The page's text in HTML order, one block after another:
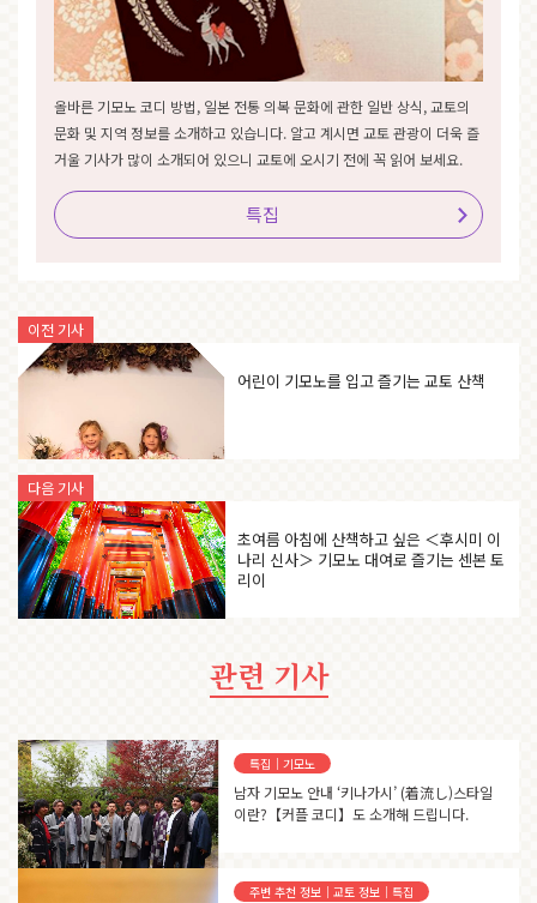
올바른 기모노 코디 방법, 일본 전통 의복 문화에 관한 일반 상식, 교토의
문화 및 지역 정보를 소개하고 있습니다. 알고 계시면 교토 관광이 더욱 즐
거울 기사가 많이 소개되어 있으니 교토에 오시기 전에 꼭 읽어 보세요.
특집
이전 기사
어린이 기모노를 입고 즐기는 교토 산책
다음 기사
초여름 아침에 산책하고 싶은 ＜후시미 이
나리 신사＞ 기모노 대여로 즐기는 센본 토
리이
관련 기사
특집｜기모노
남자 기모노 안내 ‘키나가시’ (着流し)스타일
이란?【커플 코디】도 소개해 드립니다.
주변 추천 정보｜교토 정보｜특집